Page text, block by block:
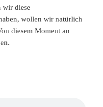
wir diese
wollen wir natürlich
diesem Moment an